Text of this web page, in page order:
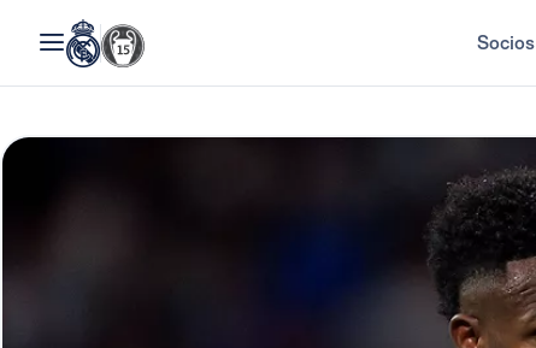
Socios